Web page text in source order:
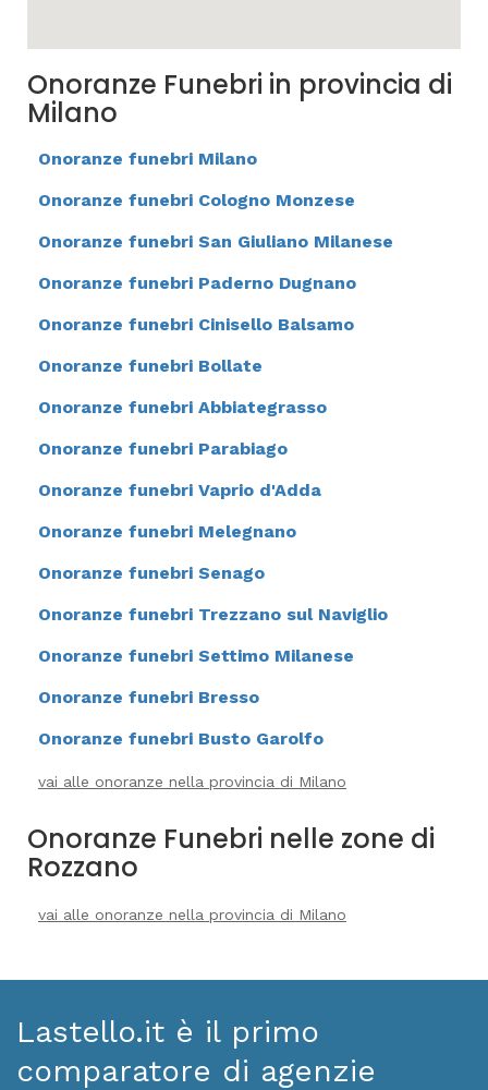
Onoranze Funebri in provincia di
Milano
Onoranze funebri Milano
Onoranze funebri Cologno Monzese
Onoranze funebri San Giuliano Milanese
Onoranze funebri Paderno Dugnano
Onoranze funebri Cinisello Balsamo
Onoranze funebri Bollate
Onoranze funebri Abbiategrasso
Onoranze funebri Parabiago
Onoranze funebri Vaprio d'Adda
Onoranze funebri Melegnano
Onoranze funebri Senago
Onoranze funebri Trezzano sul Naviglio
Onoranze funebri Settimo Milanese
Onoranze funebri Bresso
Onoranze funebri Busto Garolfo
vai alle onoranze nella provincia di Milano
Onoranze Funebri nelle zone di
Rozzano
vai alle onoranze nella provincia di Milano
Lastello.it è il primo
comparatore di agenzie